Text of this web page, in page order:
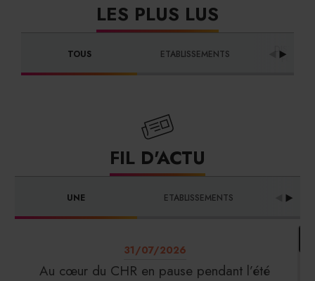
LES PLUS LUS
TOUS ETABLISSEMENTS
FIL D'ACTU
UNE ETABLISSEMENTS
31/07/2026
Au cœur du CHR en pause pendant l’été